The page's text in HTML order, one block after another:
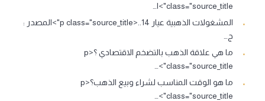
class="source_title">ا…
المشغولات الذهبية عيار 14..<p class="source_title">المصدر :
ج…
ما هي علاقة الذهب بالتضخم الاقتصادي ؟<p
class="source_title">…
ما هو الوقت المناسب لشراء وبيع الذهب؟<p
class="source_title">…